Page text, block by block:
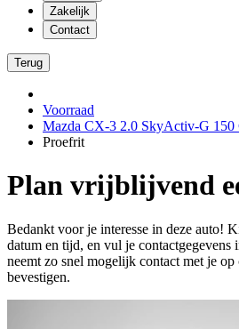
Zakelijk
Contact
Terug
Voorraad
Mazda CX-3 2.0 SkyActiv-G
Proefrit
Plan vrijblijvend
Bedankt voor je interesse in deze auto!
datum en tijd, en vul je contactgegevens
neemt zo snel mogelijk contact met je op
bevestigen.